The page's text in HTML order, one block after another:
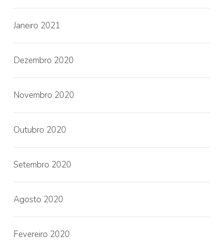
Janeiro 2021
Dezembro 2020
Novembro 2020
Outubro 2020
Setembro 2020
Agosto 2020
Fevereiro 2020